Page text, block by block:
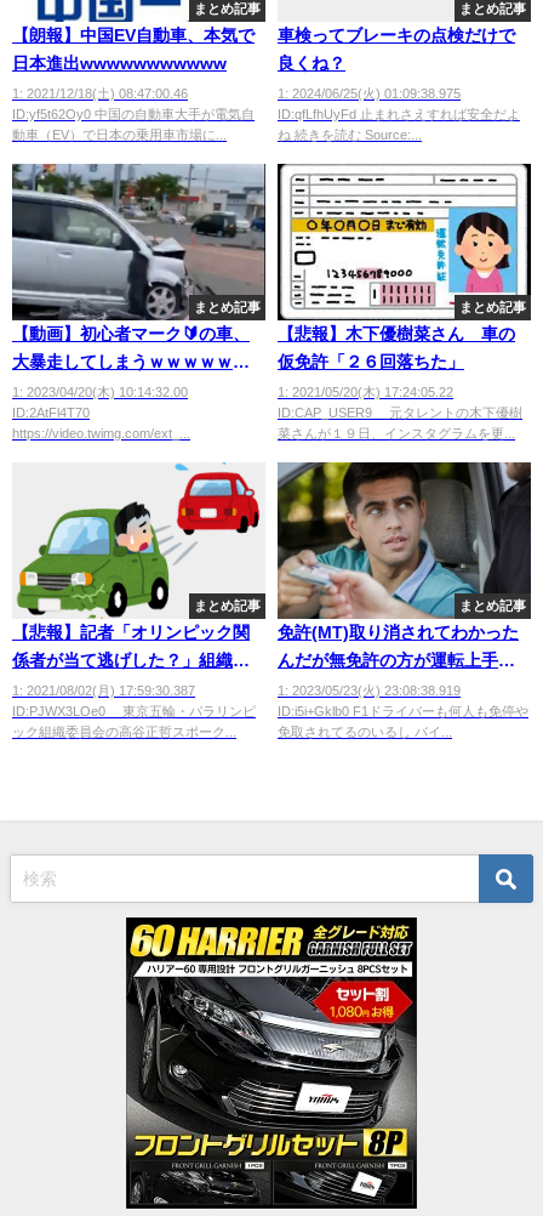
まとめ記事
【朗報】中国EV自動車、本気で
日本進出wwwwwwwwwww
1: 2021/12/18(土) 08:47:00.46
ID:yf5t62Oy0 中国の自動車大手が電気自
動車（EV）で日本の乗用車市場に...
まとめ記事
車検ってブレーキの点検だけで
良くね？
1: 2024/06/25(火) 01:09:38.975
ID:qfLfhUyFd 止まれさえすれば安全だよ
ね 続きを読む Source:...
まとめ記事
【動画】初心者マーク🔰の車、
大暴走してしまうｗｗｗｗｗｗ
ｗｗｗｗｗｗ
1: 2023/04/20(木) 10:14:32.00
ID:2AtFl4T70
https://video.twimg.com/ext_...
まとめ記事
【悲報】木下優樹菜さん 車の
仮免許「２６回落ちた」
1: 2021/05/20(木) 17:24:05.22
ID:CAP_USER9 元タレントの木下優樹
菜さんが１９日、インスタグラムを更...
まとめ記事
【悲報】記者「オリンピック関
係者が当て逃げした？」組織委
員会「もう逃げてないよ」
1: 2021/08/02(月) 17:59:30.387
ID:PJWX3LOe0 東京五輪・パラリンピ
ック組織委員会の高谷正哲スポーク...
まとめ記事
免許(MT)取り消されてわかった
んだが無免許の方が運転上手い
奴多いよな？ｗ
1: 2023/05/23(火) 23:08:38.919
ID:i5i+Gklb0 F1ドライバーも何人も免停や
免取されてるのいるし バイ...